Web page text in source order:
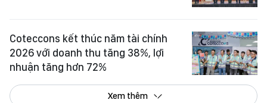
Coteccons kết thúc năm tài chính
2026 với doanh thu tăng 38%, lợi
nhuận tăng hơn 72%
Xem thêm